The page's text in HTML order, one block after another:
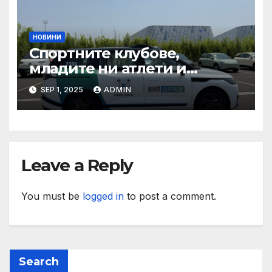
НОВИНИ
Спортните клубове,
младите ни атлети и
техните треньори имат
нужда от нашата подкрепа
и ние ще им я осигурим
SEP 1, 2025 ADMIN
Leave a Reply
You must be logged in to post a comment.
Search